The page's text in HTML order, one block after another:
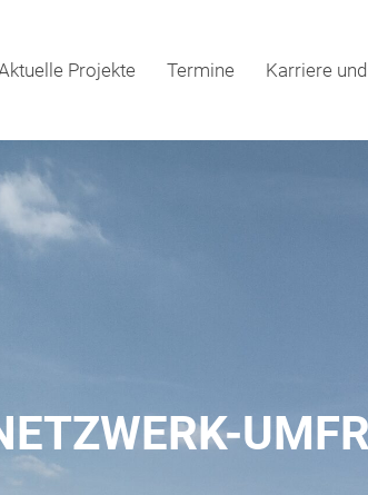
Projekte Termine Karriere